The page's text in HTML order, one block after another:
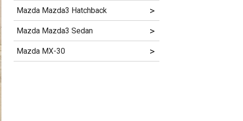
Mazda Mazda3 Hatchback >
Mazda Mazda3 Sedan >
Mazda MX-30 >